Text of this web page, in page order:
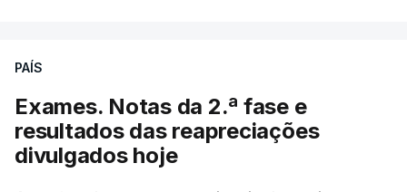
PAÍS
Exames. Notas da 2.ª fase e
resultados das reapreciações
divulgados hoje